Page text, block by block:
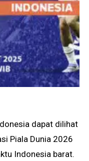
dapat dilihat
Piala Dunia 2026
Indonesia barat.